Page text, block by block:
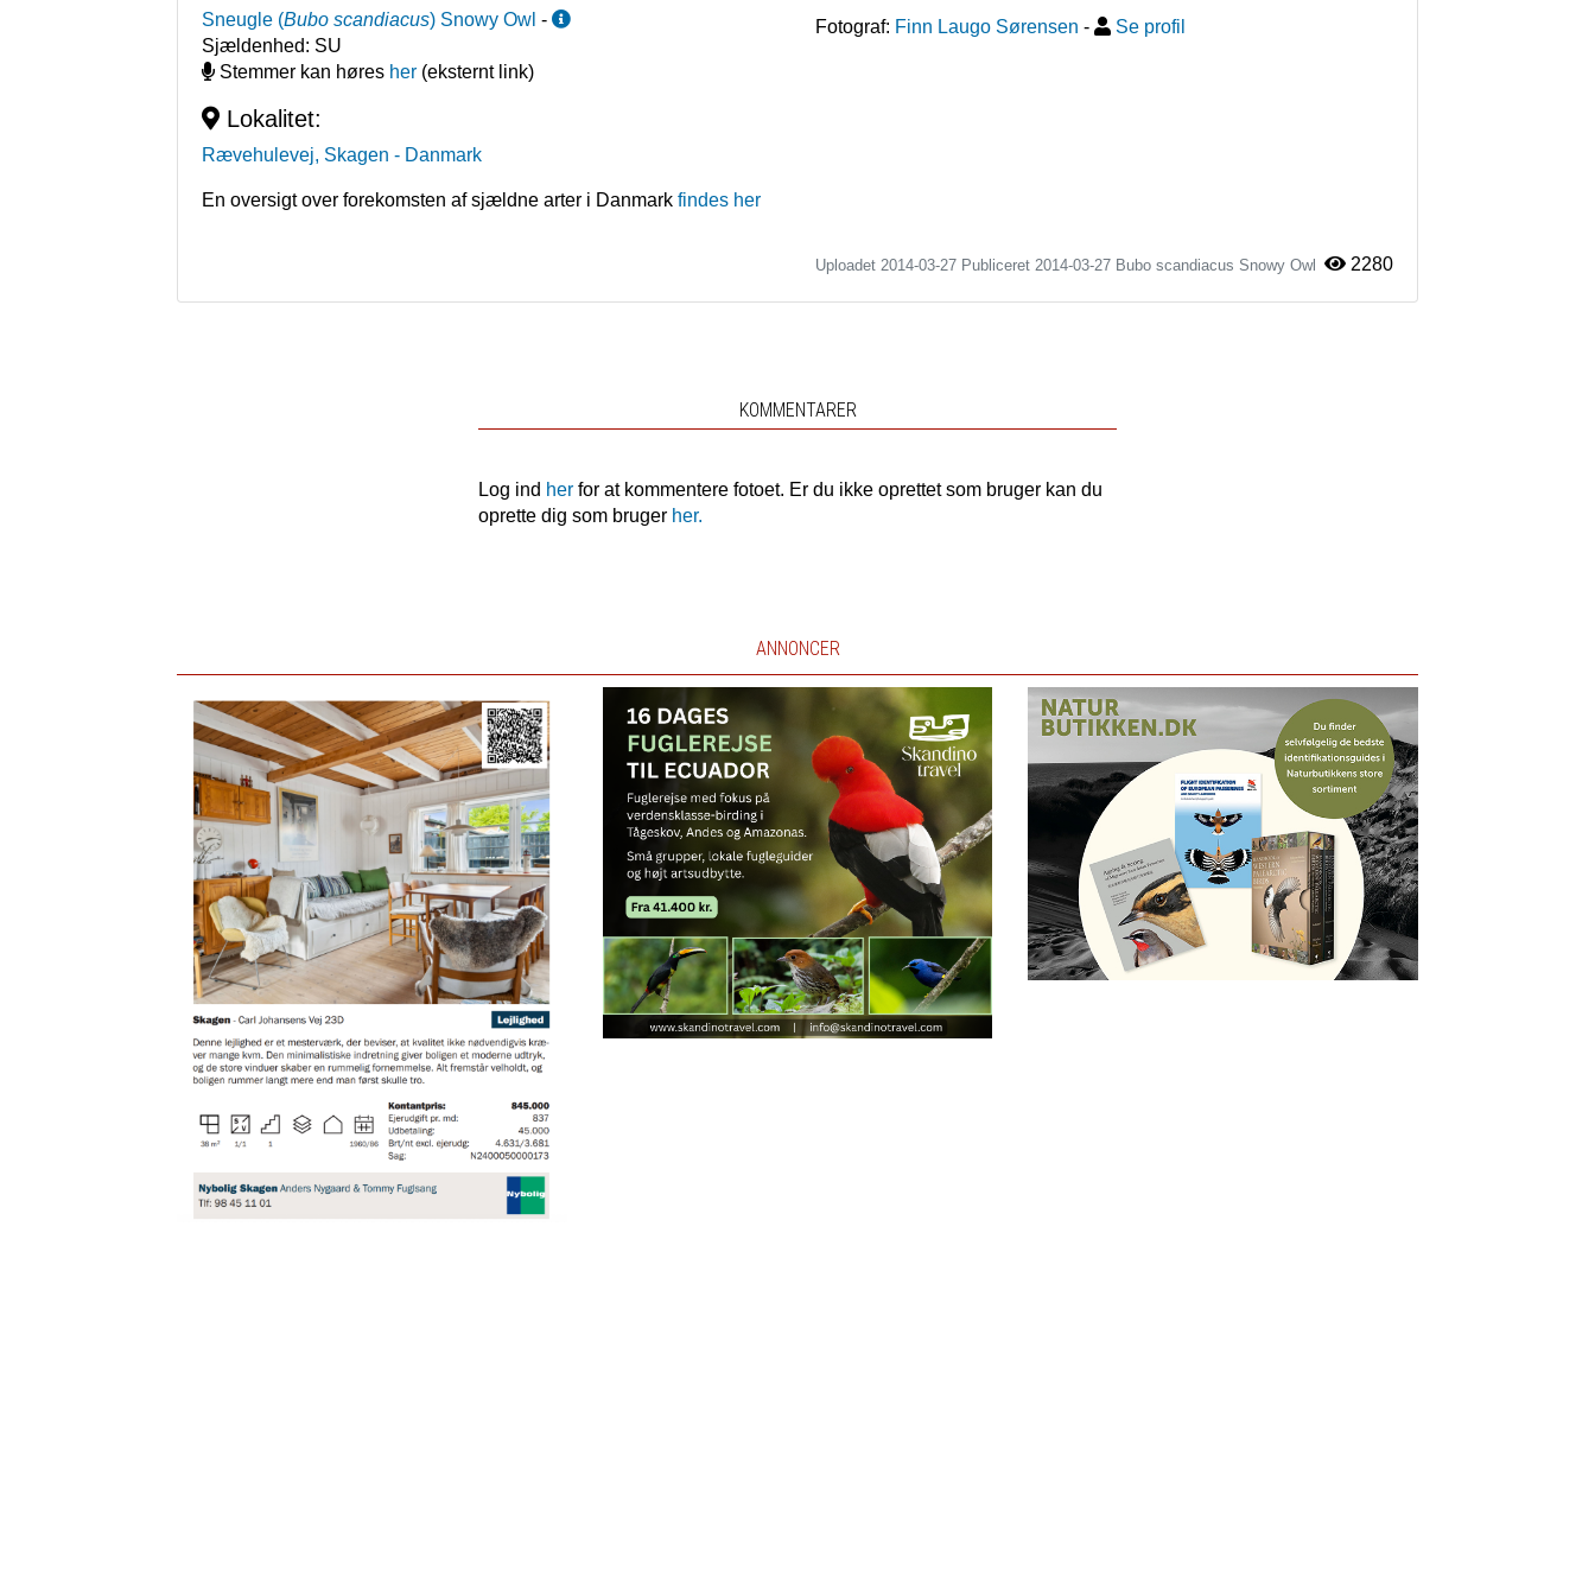
Sneugle (Bubo scandiacus) Snowy Owl -
Sjældenhed: SU
Stemmer kan høres her (eksternt link)
Lokalitet:
Rævehulevej, Skagen - Danmark
En oversigt over forekomsten af sjældne arter i Danmark findes her
Fotograf: Finn Laugo Sørensen - Se profil
Uploadet 2014-03-27 Publiceret 2014-03-27 Bubo scandiacus Snowy Owl 2280
KOMMENTARER
Log ind her for at kommentere fotoet. Er du ikke oprettet som bruger kan du
oprette dig som bruger her.
ANNONCER